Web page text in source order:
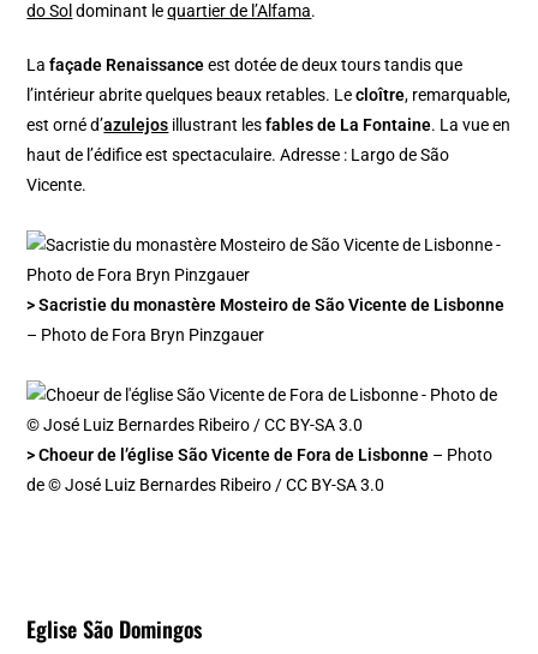
do Sol dominant lequartier de l’Alfama.
Lafaçade Renaissanceest dotée de deux tours tandis que
l’intérieur abrite quelques beaux retables. Lecloître, remarquable,
est orné d’azulejos illustrant lesfables de La Fontaine. La vue en
haut de l’édifice est spectaculaire. Adresse : Largo de São
Vicente.
> Sacristie du monastère Mosteiro de São Vicente de Lisbonne
– Photo de Fora Bryn Pinzgauer
> Choeur de l’église São Vicente de Fora de Lisbonne – Photo
de © José Luiz Bernardes Ribeiro / CC BY-SA 3.0
Eglise São Domingos